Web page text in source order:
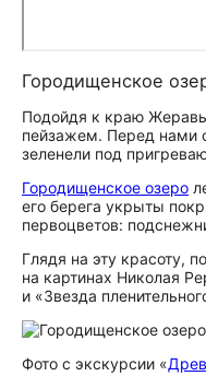
Городищенское
Подойдя к краю
пейзажем. Перед нами
зеленели под
Городищенское озеро
его берега укрыты
первоцветов:
Глядя на эту красоту,
на картинах Николая
и «Звезда
Фото с экскурсии «